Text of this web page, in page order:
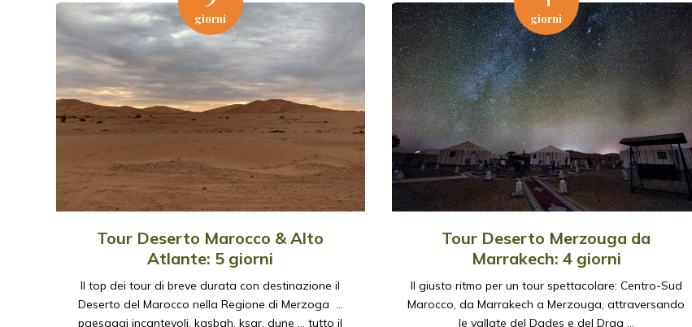
giorni
Tour Deserto Marocco & Alto
Atlante: 5 giorni
Il top dei tour di breve durata con destinazione il
Deserto del Marocco nella Regione di Merzoga …
paesaggi incantevoli, kasbah, ksar, dune … tutto il
giorni
Tour Deserto Merzouga da
Marrakech: 4 giorni
Il giusto ritmo per un tour spettacolare: Centro-Sud
Marocco, da Marrakech a Merzouga, attraversando
le vallate del Dades e del Draa …